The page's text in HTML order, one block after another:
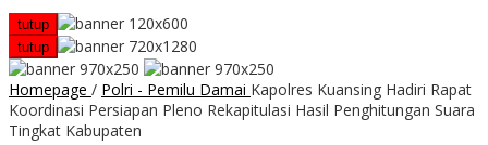
tutup
tutup
Homepage / Polri - Pemilu Damai Kapolres Kuansing Hadiri Rapat
Koordinasi Persiapan Pleno Rekapitulasi Hasil Penghitungan Suara
Tingkat Kabupaten